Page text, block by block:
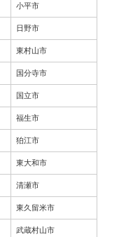
小平市
日野市
東村山市
国分寺市
国立市
福生市
狛江市
東大和市
清瀬市
東久留米市
武蔵村山市